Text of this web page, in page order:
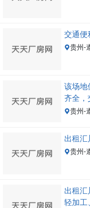
交通便
贵州-
该场地
齐全，
贵州-
出租
贵州-
出租汇
轻加工